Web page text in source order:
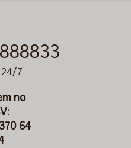
7
no
64